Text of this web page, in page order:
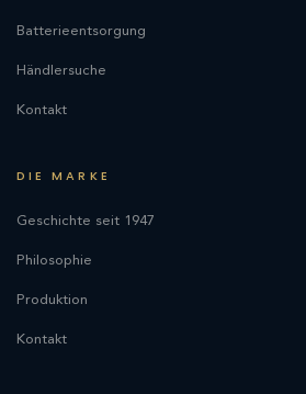
Batterieentsorgung
Händlersuche
Kontakt
DIE MARKE
Geschichte seit 1947
Philosophie
Produktion
Kontakt